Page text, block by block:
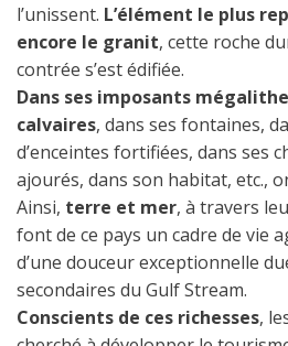
l’unissent. L’élément le plus
encore le granit, cette roche
contrée s’est édifiée.
Dans ses imposants
calvaires, dans ses fontaines,
d’enceintes fortifiées, dans ses
ajourés, dans son habitat, etc.,
Ainsi, terre et mer, à travers
font de ce pays un cadre de vie
d’une douceur exceptionnelle
secondaires du Gulf Stream.
Conscients de ces richesses,